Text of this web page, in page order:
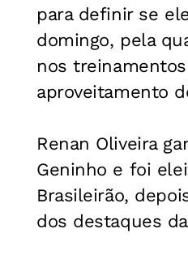
para definir se
domingo, pela
nos
aproveitamento
Renan Oliveira
Geninho e foi
Brasileirão,
dos destaques